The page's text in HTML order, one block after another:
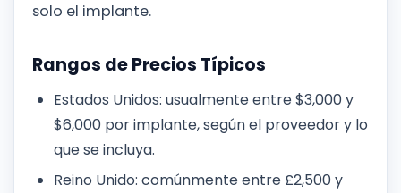
solo el implante.
Rangos de Precios Típicos
Estados Unidos: usualmente entre $3,000 y
$6,000 por implante, según el proveedor y lo
que se incluya.
Reino Unido: comúnmente entre £2,500 y